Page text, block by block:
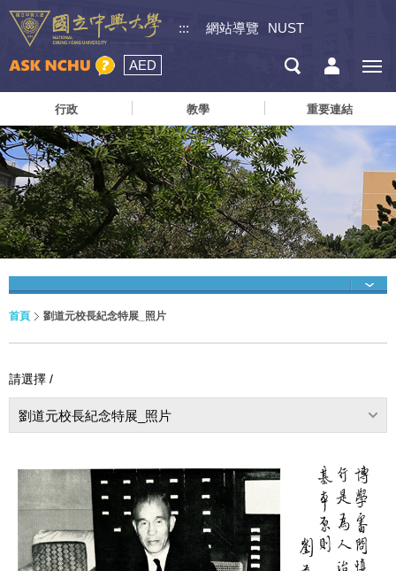
::: 網站導覽 NUST
AED
行政 教學 重要連結
首頁 劉道元校長紀念特展_照片
請選擇 /
劉道元校長紀念特展_照片